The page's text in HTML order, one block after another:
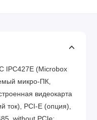
IPC427E (Microbox
микро-ПК,
видеокарта
ток), PCI-E (опция),